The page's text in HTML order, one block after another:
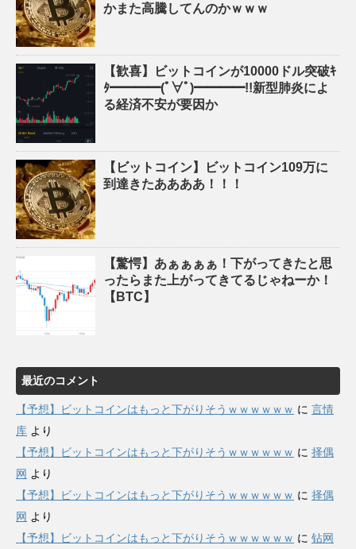
かまた高騰してんのかｗｗｗ
【歓喜】ビットコインが10000ドル突破ｷ
ﾀ━━━━(ﾟ∀ﾟ)━━━━!!新型肺炎によ
る経済不安が要因か
【ビットコイン】ビットコイン109万に
到達きたああああ！！！
【驚愕】あぁぁぁぁ！下がってきたと思
ったらまた上がってきてるじゃねーか！
【BTC】
最近のコメント
【予想】ビットコインはもっと下がりそうｗｗｗｗｗｗ に 言情
库 より
【予想】ビットコインはもっと下がりそうｗｗｗｗｗｗ に 择偶
网 より
【予想】ビットコインはもっと下がりそうｗｗｗｗｗｗ に 择偶
网 より
【予想】ビットコインはもっと下がりそうｗｗｗｗｗｗ に 钻网